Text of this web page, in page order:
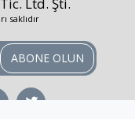
saklıdır
ABONE OLUN